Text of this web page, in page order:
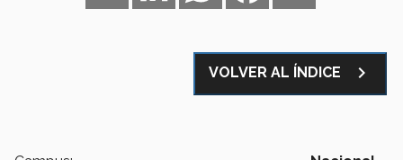
VOLVER AL ÍNDICE navigate_next